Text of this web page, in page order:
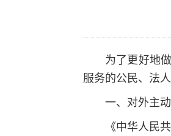
为了更好地
服务的公民、法
一、对外主
《中华人民